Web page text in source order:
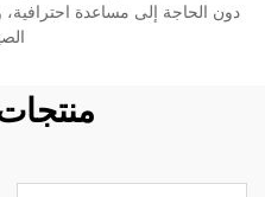
دون الحاجة إلى مساعدة احترافية،